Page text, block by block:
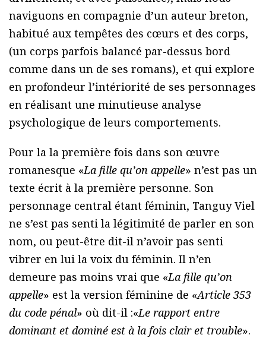
naviguons en compagnie d’un auteur breton,
habitué aux tempêtes des cœurs et des corps,
(un corps parfois balancé par-dessus bord
comme dans un de ses romans), et qui explore
en profondeur l’intériorité de ses personnages
en réalisant une minutieuse analyse
psychologique de leurs comportements.
Pour la la première fois dans son œuvre
romanesque «La fille qu’on appelle» n’est pas un
texte écrit à la première personne. Son
personnage central étant féminin, Tanguy Viel
ne s’est pas senti la légitimité de parler en son
nom, ou peut-être dit-il n’avoir pas senti
vibrer en lui la voix du féminin. Il n’en
demeure pas moins vrai que «La fille qu’on
appelle» est la version féminine de «Article 353
du code pénal» où dit-il :«Le rapport entre
dominant et dominé est à la fois clair et trouble».